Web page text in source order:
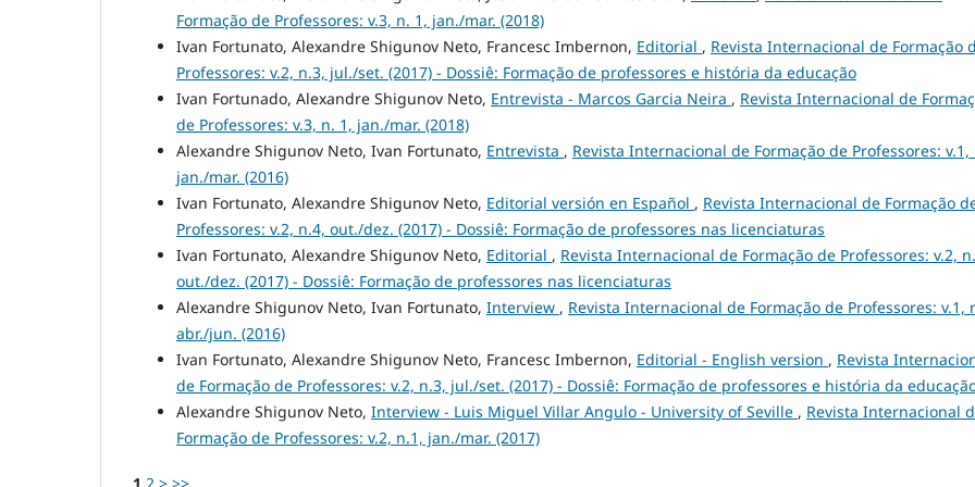
Formação de Professores: v.3, n. 1, jan./mar. (2018)
Ivan Fortunato, Alexandre Shigunov Neto, Francesc Imbernon, Editorial , Revista Internacional de Formação
Professores: v.2, n.3, jul./set. (2017) - Dossiê: Formação de professores e história da educação
Ivan Fortunado, Alexandre Shigunov Neto, Entrevista - Marcos Garcia Neira , Revista Internacional de
de Professores: v.3, n. 1, jan./mar. (2018)
Alexandre Shigunov Neto, Ivan Fortunato, Entrevista , Revista Internacional de Formação de Professores: v.1,
jan./mar. (2016)
Ivan Fortunato, Alexandre Shigunov Neto, Editorial versión en Español , Revista Internacional de Formação
Professores: v.2, n.4, out./dez. (2017) - Dossiê: Formação de professores nas licenciaturas
Ivan Fortunato, Alexandre Shigunov Neto, Editorial , Revista Internacional de Formação de Professores: v.2,
out./dez. (2017) - Dossiê: Formação de professores nas licenciaturas
Alexandre Shigunov Neto, Ivan Fortunato, Interview , Revista Internacional de Formação de Professores: v.1,
abr./jun. (2016)
Ivan Fortunato, Alexandre Shigunov Neto, Francesc Imbernon, Editorial - English version , Revista
de Formação de Professores: v.2, n.3, jul./set. (2017) - Dossiê: Formação de professores e história da
Alexandre Shigunov Neto, Interview - Luis Miguel Villar Angulo - University of Seville , Revista Internacional
Formação de Professores: v.2, n.1, jan./mar. (2017)